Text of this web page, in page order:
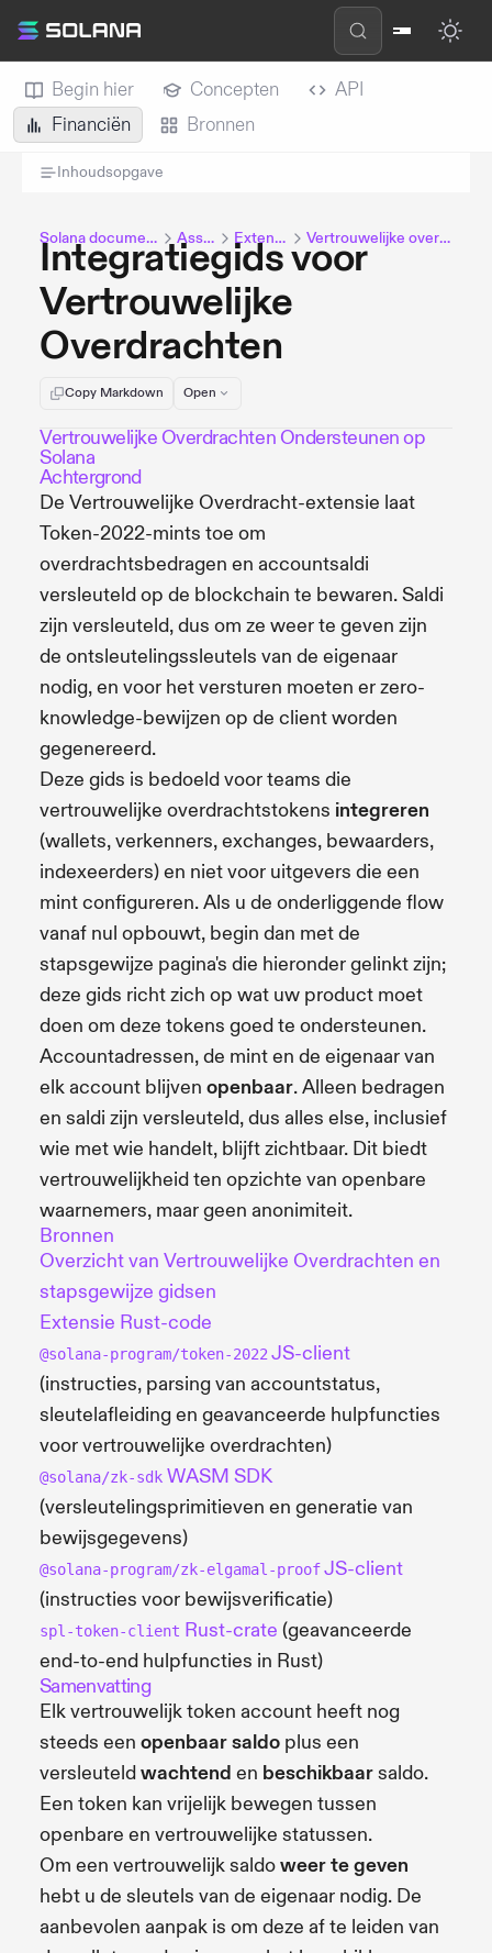
Begin hier Concepten
API
Financiën
Bronnen
Inhoudsopgave
Solana documentatie Assets Extensies Vertrouwelijke overdracht
Integratiegids voor
Vertrouwelijke
Overdrachten
Copy Markdown Open
Vertrouwelijke Overdrachten Ondersteunen op
Solana
Achtergrond
De Vertrouwelijke Overdracht-extensie laat
Token-2022-mints toe om
overdrachtsbedragen en accountsaldi
versleuteld op de blockchain te bewaren. Saldi
zijn versleuteld, dus om ze weer te geven zijn
de ontsleutelingssleutels van de eigenaar
nodig, en voor het versturen moeten er zero-
knowledge-bewijzen op de client worden
gegenereerd.
Deze gids is bedoeld voor teams die
vertrouwelijke overdrachtstokens integreren
(wallets, verkenners, exchanges, bewaarders,
indexeerders) en niet voor uitgevers die een
mint configureren. Als u de onderliggende flow
vanaf nul opbouwt, begin dan met de
stapsgewijze pagina's die hieronder gelinkt zijn;
deze gids richt zich op wat uw product moet
doen om deze tokens goed te ondersteunen.
Accountadressen, de mint en de eigenaar van
elk account blijven openbaar. Alleen bedragen
en saldi zijn versleuteld, dus alles else, inclusief
wie met wie handelt, blijft zichtbaar. Dit biedt
vertrouwelijkheid ten opzichte van openbare
waarnemers, maar geen anonimiteit.
Bronnen
Overzicht van Vertrouwelijke Overdrachten en
stapsgewijze gidsen
Extensie Rust-code
@solana-program/token-2022 JS-client
(instructies, parsing van accountstatus,
sleutelafleiding en geavanceerde hulpfuncties
voor vertrouwelijke overdrachten)
@solana/zk-sdk WASM SDK
(versleutelingsprimitieven en generatie van
bewijsgegevens)
@solana-program/zk-elgamal-proofJS-client
(instructies voor bewijsverificatie)
spl-token-client Rust-crate (geavanceerde
end-to-end hulpfuncties in Rust)
Samenvatting
Elk vertrouwelijk token account heeft nog
steeds een openbaar saldo plus een
versleuteldwachtend en beschikbaarsaldo.
Een token kan vrijelijk bewegen tussen
openbare en vertrouwelijke statussen.
Om een vertrouwelijk saldoweer te geven
hebt u de sleutels van de eigenaar nodig. De
aanbevolen aanpak is om deze af te leiden van